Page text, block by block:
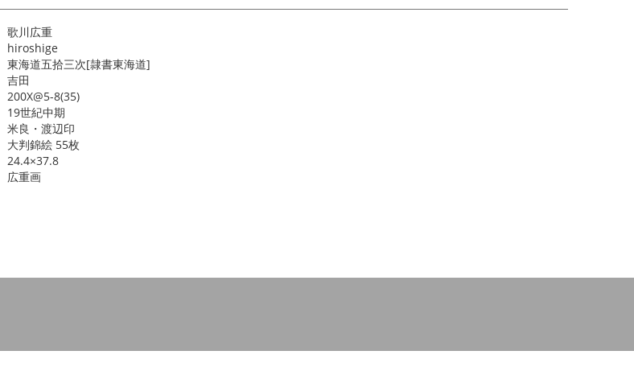
歌川広重
hiroshige
東海道五拾三次[隷書東海道]
吉田
200X@5-8(35)
19世紀中期
米良・渡辺印
大判錦絵 55枚
24.4×37.8
広重画